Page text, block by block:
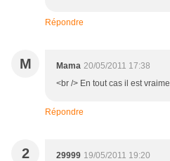
Répondre
M Mama 20/05/2011 17:38
<br /> En tout cas il est
Répondre
2 29999 19/05/2011 19:20